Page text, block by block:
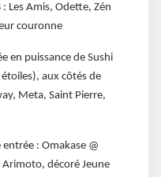
: Les Amis, Odette, Zén
couronne
en puissance de Sushi
aux côtés de
Meta, Saint Pierre,
: Omakase @
Arimoto, décoré Jeune